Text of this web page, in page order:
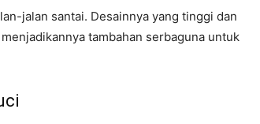
jalan santai. Desainnya yang tinggi dan
tambahan serbaguna untuk